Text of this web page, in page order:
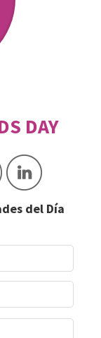
del Día